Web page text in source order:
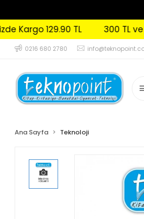
129.90 TL 300 TL ve 599
0216 680 2780
Ana Sayfa Teknoloji